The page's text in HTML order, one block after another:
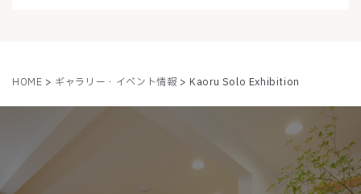
HOME > ギャラリー・イベント情報 > Kaoru Solo Exhibition